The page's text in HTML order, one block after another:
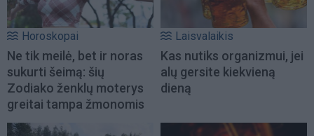
Horoskopai
Ne tik meilė, bet ir noras
sukurti šeimą: šių
Zodiako ženklų moterys
greitai tampa žmonomis
Laisvalaikis
Kas nutiks organizmui, jei
alų gersite kiekvieną
dieną